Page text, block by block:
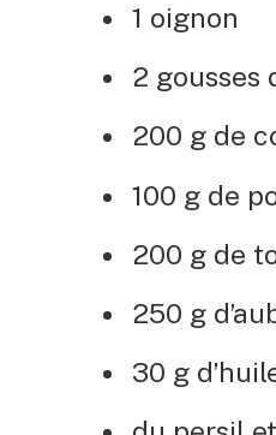
1 oignon
2 gousses
200 g de
100 g de
200 g de
250 g
30 g